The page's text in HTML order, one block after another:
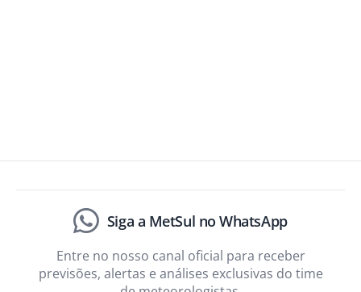
Siga a MetSul no WhatsApp
Entre no nosso canal oficial para receber
previsões, alertas e análises exclusivas do time